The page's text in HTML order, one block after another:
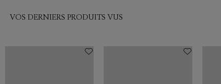
VOS DERNIERS PRODUITS VUS